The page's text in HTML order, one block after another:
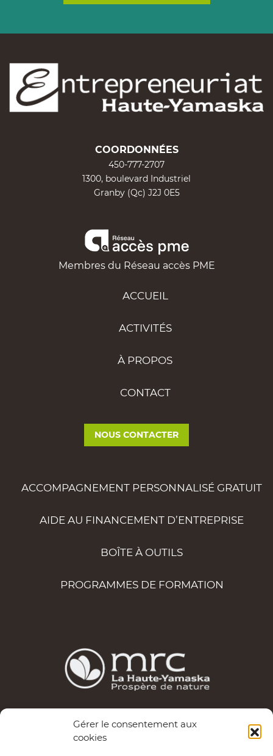
Gérer le consentement aux
cookies
COORDONNÉES
450-777-2707
1300, boulevard Industriel
Granby (Qc) J2J 0E5
Membres du Réseau accès PME
ACCUEIL
ACTIVITÉS
À PROPOS
CONTACT
NOUS CONTACTER
ACCOMPAGNEMENT PERSONNALISÉ GRATUIT
AIDE AU FINANCEMENT D’ENTREPRISE
BOÎTE À OUTILS
PROGRAMMES DE FORMATION
Les services d’Entrepreneuriat Haute-Yamaska sont
possibles grâce au financement de la MRC de La